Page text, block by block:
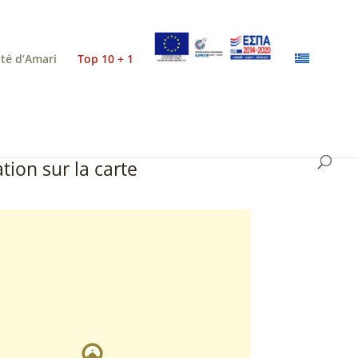
d’Amari Top 10 + 1
sur la carte